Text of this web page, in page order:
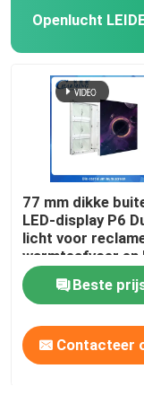
LED-
Flexibel LED-
LED-
LED-buis voor
Openlucht
77 mm dikke
LED-display P6
licht voor
warmteafvoer en
helderheid
Beste
Contacteer